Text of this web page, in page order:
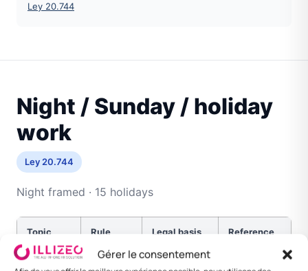
Gérer le consentement
Ley 20.744
Night / Sunday / holiday
work
Ley 20.744
Night framed · 15 holidays
Topic Rule Legal basis Reference